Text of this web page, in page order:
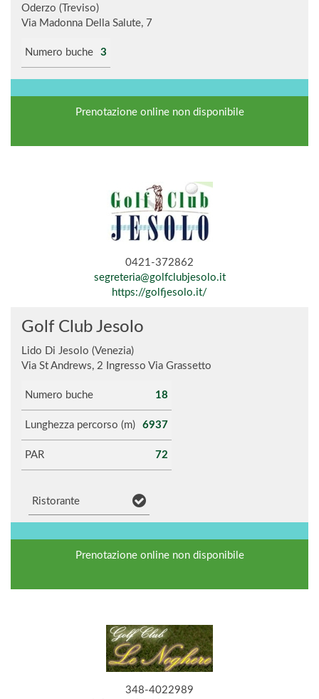
Oderzo (Treviso)
Via Madonna Della Salute, 7
Numero buche 3
Prenotazione online non disponibile
0421-372862
segreteria@golfclubjesolo.it
https://golfjesolo.it/
Golf Club Jesolo
Lido Di Jesolo (Venezia)
Via St Andrews, 2 Ingresso Via Grassetto
Numero buche 18
Lunghezza percorso (m) 6937
PAR 72
Ristorante
Prenotazione online non disponibile
348-4022989